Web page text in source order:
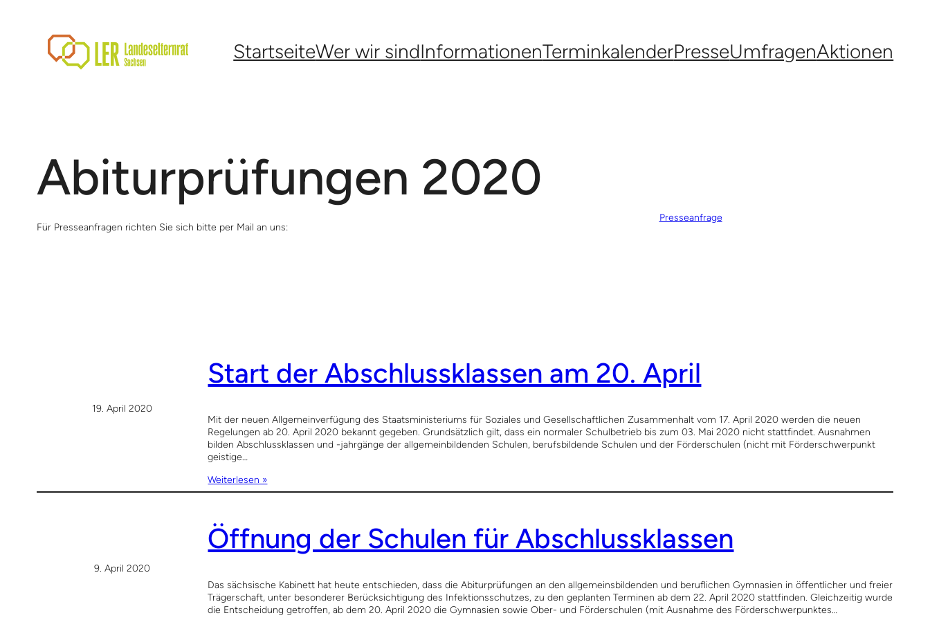
StartseiteWer wir sindInformationenTerminkalenderPresseUmfragenAktionen
Abiturprüfungen 2020
Für Presseanfragen richten Sie sich bitte per Mail an uns:
Presseanfrage
19. April 2020
Start der Abschlussklassen am 20. April
Mit der neuen Allgemeinverfügung des Staatsministeriums für Soziales und Gesellschaftlichen Zusammenhalt vom 17. April 2020 werden die neuen
Regelungen ab 20. April 2020 bekannt gegeben. Grundsätzlich gilt, dass ein normaler Schulbetrieb bis zum 03. Mai 2020 nicht stattfindet. Ausnahmen
bilden Abschlussklassen und -jahrgänge der allgemeinbildenden Schulen, berufsbildende Schulen und der Förderschulen (nicht mit Förderschwerpunkt
geistige…
Weiterlesen »
9. April 2020
Öffnung der Schulen für Abschlussklassen
Das sächsische Kabinett hat heute entschieden, dass die Abiturprüfungen an den allgemeinsbildenden und beruflichen Gymnasien in öffentlicher und freier
Trägerschaft, unter besonderer Berücksichtigung des Infektionsschutzes, zu den geplanten Terminen ab dem 22. April 2020 stattfinden. Gleichzeitig wurde
die Entscheidung getroffen, ab dem 20. April 2020 die Gymnasien sowie Ober- und Förderschulen (mit Ausnahme des Förderschwerpunktes…